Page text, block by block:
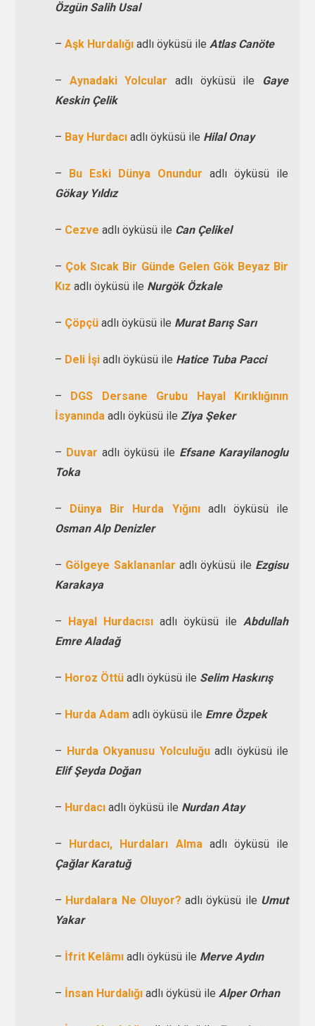
Özgün Salih Usal
– Aşk Hurdalığı adlı öyküsü ile Atlas Canöte
– Aynadaki Yolcular adlı öyküsü ile Gaye
Keskin Çelik
– Bay Hurdacı adlı öyküsü ile Hilal Onay
– Bu Eski Dünya Onundur adlı öyküsü ile
Gökay Yıldız
– Cezve adlı öyküsü ile Can Çelikel
– Çok Sıcak Bir Günde Gelen Gök Beyaz Bir
Kız adlı öyküsü ile Nurgök Özkale
– Çöpçü adlı öyküsü ile Murat Barış Sarı
– Deli İşi adlı öyküsü ile Hatice Tuba Pacci
– DGS Dersane Grubu Hayal Kırıklığının
İsyanında adlı öyküsü ile Ziya Şeker
– Duvar adlı öyküsü ile Efsane Karayilanoglu
Toka
– Dünya Bir Hurda Yığınıadlı öyküsü ile
Osman Alp Denizler
– Gölgeye Saklananlar adlı öyküsü ile Ezgisu
Karakaya
– Hayal Hurdacısı adlı öyküsü ile Abdullah
Emre Aladağ
– Horoz Öttü adlı öyküsü ile Selim Haskırış
– Hurda Adam adlı öyküsü ile Emre Özpek
– Hurda Okyanusu Yolculuğuadlı öyküsü ile
Elif Şeyda Doğan
– Hurdacı adlı öyküsü ile Nurdan Atay
– Hurdacı, Hurdaları Almaadlı öyküsü ile
Çağlar Karatuğ
– Hurdalara Ne Oluyor? adlı öyküsü ile Umut
Yakar
– İfrit Kelâmı adlı öyküsü ile Merve Aydın
– İnsan Hurdalığı adlı öyküsü ile Alper Orhan